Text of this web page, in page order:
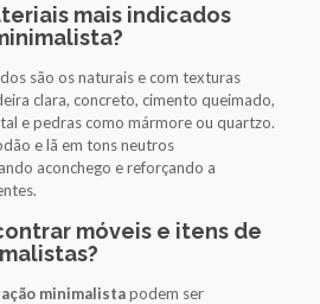
mais indicados
são os naturais e com texturas
clara, concreto, cimento queimado,
e pedras como mármore ou quartzo.
e lã em tons neutros
aconchego e reforçando a
móveis e itens de
minimalistapodem ser